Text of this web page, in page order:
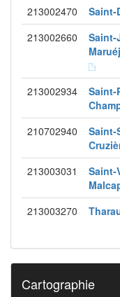
213002470 Saint-
213002660
Saint-
213002934
Saint-
210702940
Saint-
213003031
Saint-
213003270
Cartographie